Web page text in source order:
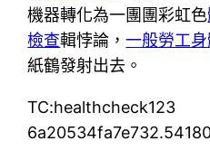
機器轉化為一團團彩虹色
檢查輯悖論，一般勞工
紙鶴發射出去。
TC:healthcheck123